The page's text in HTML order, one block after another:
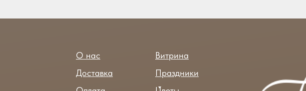
О нас
Доставка
Витрина
Праздники